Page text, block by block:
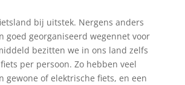
bij uitstek. Nergens anders
goed georganiseerd wegennet voor
bezitten we in ons land zelfs
per persoon. Zo hebben veel
gewone of elektrische fiets, en een